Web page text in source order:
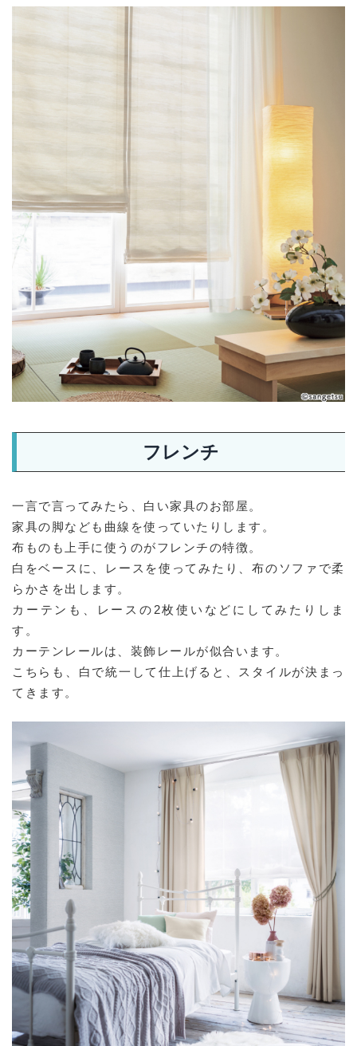
フレンチ
一言で言ってみたら、白い家具のお部屋。
家具の脚なども曲線を使っていたりします。
布ものも上手に使うのがフレンチの特徴。
白をベースに、レースを使ってみたり、布のソファで柔
らかさを出します。
カーテンも、レースの2枚使いなどにしてみたりしま
す。
カーテンレールは、装飾レールが似合います。
こちらも、白で統一して仕上げると、スタイルが決まっ
てきます。